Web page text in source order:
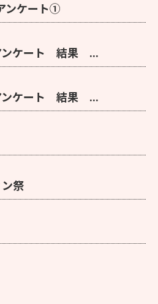
ンケート①
ンケート 結果 ...
ンケート 結果 ...
祭